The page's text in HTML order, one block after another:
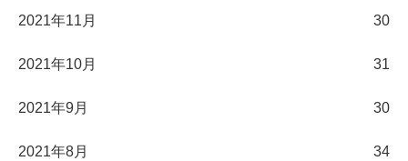
2021年11月 30
2021年10月 31
2021年9月 30
2021年8月 34